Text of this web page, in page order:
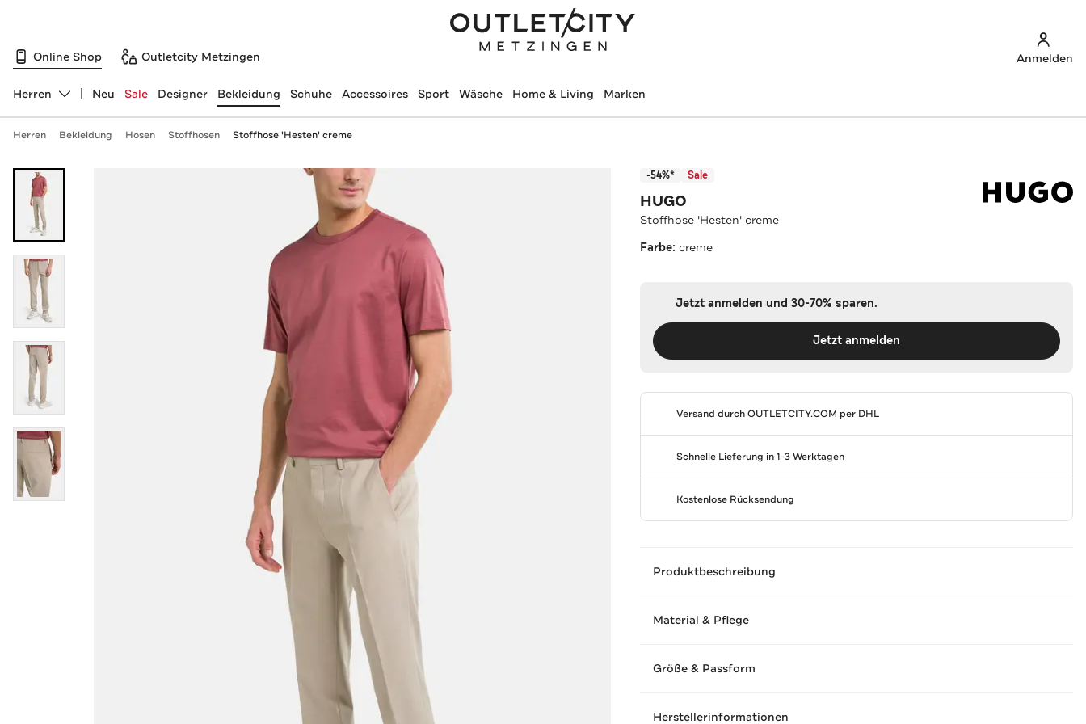
Online Shop Outletcity Metzingen Anmelden
Abteilung ändern, ausgewählt:
Herren Neu Sale Designer Bekleidung Schuhe Accessoires Sport Wäsche Home & Living Marken
Herren Bekleidung Hosen Stoffhosen Stoffhose 'Hesten' creme
-54%* Sale
HUGO
Stoffhose 'Hesten' creme
Farbe:creme
Jetzt anmelden und 30-70% sparen.
Jetzt anmelden
Versand durchOUTLETCITY.COM per DHL
Schnelle Lieferung in 1-3 Werktagen
Kostenlose Rücksendung
Produktbeschreibung
Material & Pflege
Größe & Passform
Herstellerinformationen